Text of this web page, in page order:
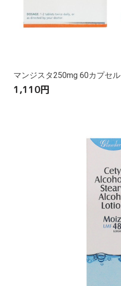
マンジスタ250mg 60カプセル
1,110円